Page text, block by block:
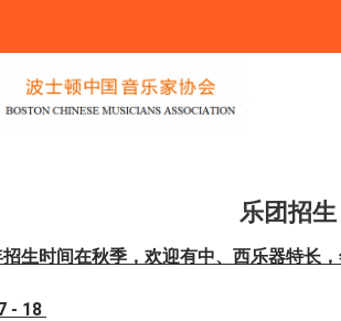
乐团招生
生时间在秋季，欢迎有中、西乐器特长
- 18